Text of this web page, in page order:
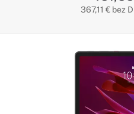
367,11 € bez